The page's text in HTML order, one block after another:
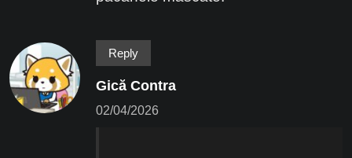
Reply
Gică Contra
02/04/2026